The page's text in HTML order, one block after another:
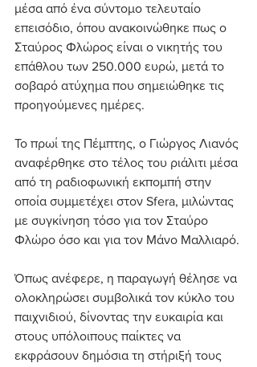
μέσα από ένα σύντομο τελευταίο
επεισόδιο, όπου ανακοινώθηκε πως ο
Σταύρος Φλώρος είναι ο νικητής του
επάθλου των 250.000 ευρώ, μετά το
σοβαρό ατύχημα που σημειώθηκε τις
προηγούμενες ημέρες.
Το πρωί της Πέμπτης, ο Γιώργος Λιανός
αναφέρθηκε στο τέλος του ριάλιτι μέσα
από τη ραδιοφωνική εκπομπή στην
οποία συμμετέχει στον Sfera, μιλώντας
με συγκίνηση τόσο για τον Σταύρο
Φλώρο όσο και για τον Μάνο Μαλλιαρό.
Όπως ανέφερε, η παραγωγή θέλησε να
ολοκληρώσει συμβολικά τον κύκλο του
παιχνιδιού, δίνοντας την ευκαιρία και
στους υπόλοιπους παίκτες να
εκφράσουν δημόσια τη στήριξή τους